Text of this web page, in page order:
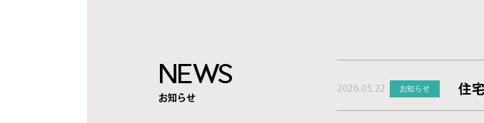
NEWS
お知らせ
2026.05.22 お知らせ 住